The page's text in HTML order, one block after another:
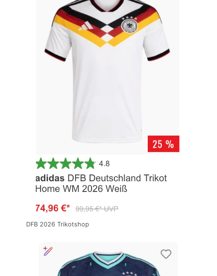
DFB 2026 Trikotshop